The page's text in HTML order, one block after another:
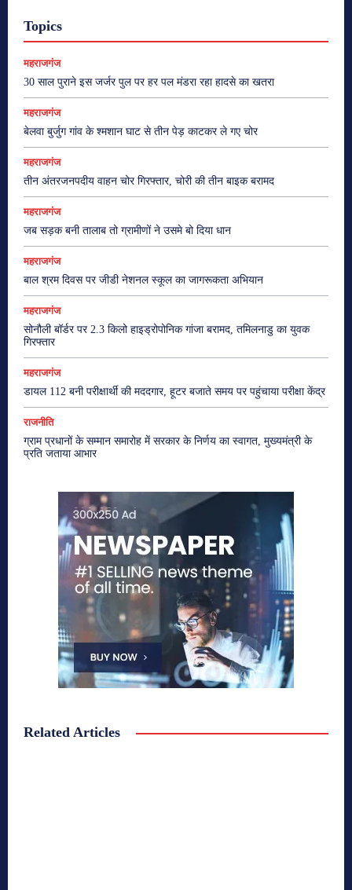
Topics
महराजगंज
30 साल पुराने इस जर्जर पुल पर हर पल मंडरा रहा हादसे का खतरा
महराजगंज
बेलवा बुर्जुग गांव के श्मशान घाट से तीन पेड़ काटकर ले गए चोर
महराजगंज
तीन अंतरजनपदीय वाहन चोर गिरफ्तार, चोरी की तीन बाइक बरामद
महराजगंज
जब सड़क बनी तालाब तो ग्रामीणों ने उसमे बो दिया धान
महराजगंज
बाल श्रम दिवस पर जीडी नेशनल स्कूल का जागरूकता अभियान
महराजगंज
सोनौली बॉर्डर पर 2.3 किलो हाइड्रोपोनिक गांजा बरामद, तमिलनाडु का युवक
गिरफ्तार
महराजगंज
डायल 112 बनी परीक्षार्थी की मददगार, हूटर बजाते समय पर पहुंचाया परीक्षा केंद्र
राजनीति
ग्राम प्रधानों के सम्मान समारोह में सरकार के निर्णय का स्वागत, मुख्यमंत्री के
प्रति जताया आभार
Related Articles